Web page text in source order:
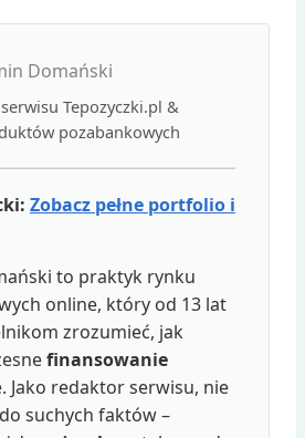
Domański
Tepozyczki.pl &
pozabankowych
Zobacz pełne portfolio i
to praktyk rynku
online, który od 13 lat
zrozumieć, jak
finansowanie
Jako redaktor serwisu, nie
suchych faktów –